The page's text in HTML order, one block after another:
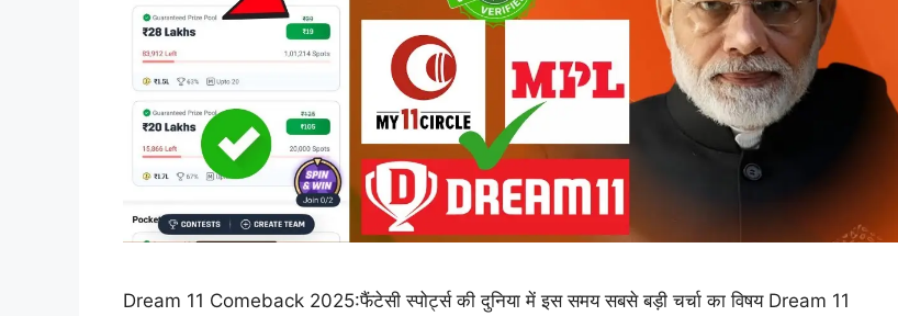
Dream 11 Comeback 2025:फैंटेसी स्पोर्ट्स की दुनिया में इस समय सबसे बड़ी चर्चा का विषय Dream 11